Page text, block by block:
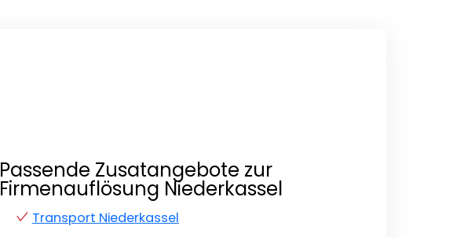
Passende Zusatangebote zur
Firmenauflösung Niederkassel
Transport Niederkassel